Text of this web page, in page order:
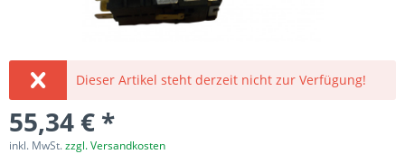
Dieser Artikel steht derzeit nicht zur Verfügung!
55,34 € *
inkl. MwSt.zzgl. Versandkosten